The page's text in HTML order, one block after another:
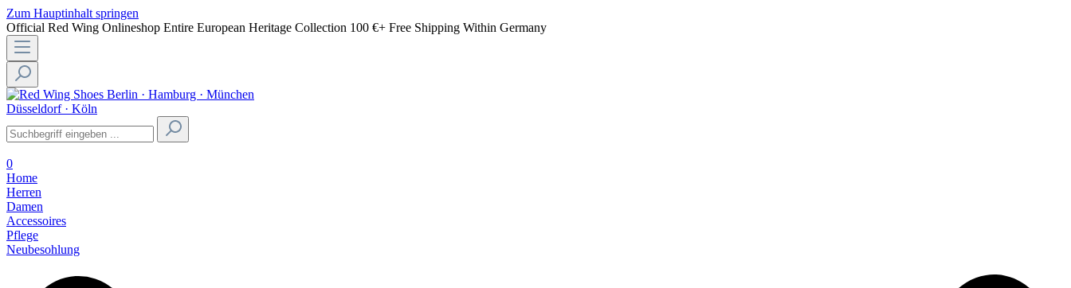
Zum Hauptinhalt springen
Official Red Wing Onlineshop Entire European Heritage Collection 100 €+ Free Shipping Within Germany
Berlin · Hamburg · München
Düsseldorf · Köln
0
Home
Herren
Damen
Accessoires
Pflege
Neubesohlung